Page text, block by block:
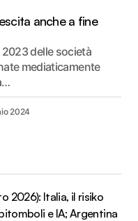
anche a fine
delle società
mediaticamente
2024
2026): Italia, il risiko
e IA; Argentina